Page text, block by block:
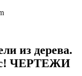
из дерева.
ЧЕРТЕЖИ